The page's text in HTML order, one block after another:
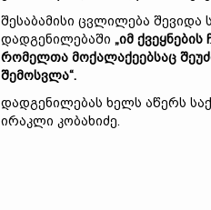
შესაბამისი ცვლილება
დადგენილებაში „იმ
რომელთა მოქალაქეებსაც
შემოსვლა“.
დადგენილებას ხელს აწერს
ირაკლი კობახიძე.